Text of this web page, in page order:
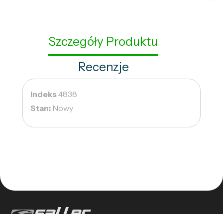
Szczegóły Produktu
Recenzje
Indeks4838
Stan: Nowy